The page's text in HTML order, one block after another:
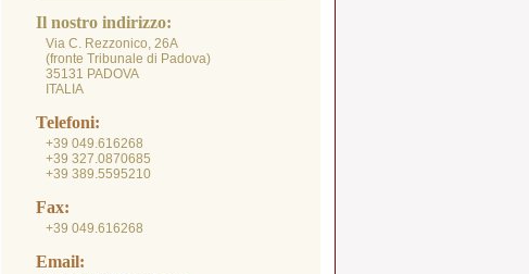
Il nostro indirizzo:
Via C. Rezzonico, 26A
(fronte Tribunale di Padova)
35131 PADOVA
ITALIA
Telefoni:
+39 049.616268
+39 327.0870685
+39 389.5595210
Fax:
+39 049.616268
Email: